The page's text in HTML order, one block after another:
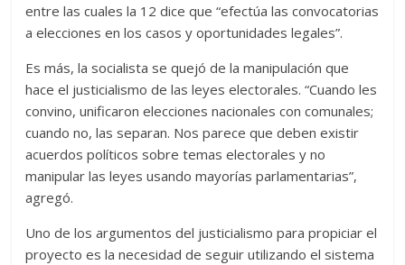
entre las cuales la 12 dice que “efectúa las convocatorias
a elecciones en los casos y oportunidades legales”.
Es más, la socialista se quejó de la manipulación que
hace el justicialismo de las leyes electorales. “Cuando les
convino, unificaron elecciones nacionales con comunales;
cuando no, las separan. Nos parece que deben existir
acuerdos políticos sobre temas electorales y no
manipular las leyes usando mayorías parlamentarias”,
agregó.
Uno de los argumentos del justicialismo para propiciar el
proyecto es la necesidad de seguir utilizando el sistema